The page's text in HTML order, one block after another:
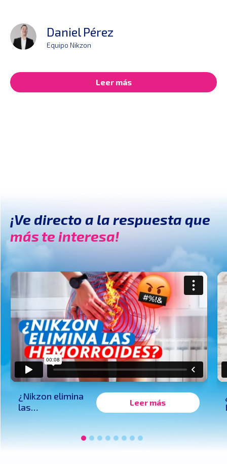
Daniel Pérez
Equipo Nikzon
Leer más
¡Ve directo a la respuesta que
más te interesa!
¿Nikzon elimina
las
hemorroides?
Leer más